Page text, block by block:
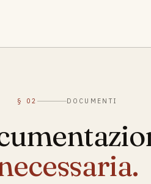
§ 02 DOCUMENTI